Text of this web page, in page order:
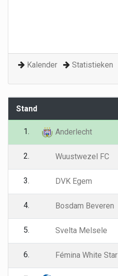
Kalender Statistieken
Stand
1. Anderlecht
2. Wuustwezel FC
3. DVK Egem
4. Bosdam Beveren
5. Svelta Melsele
6. Fémina White Star